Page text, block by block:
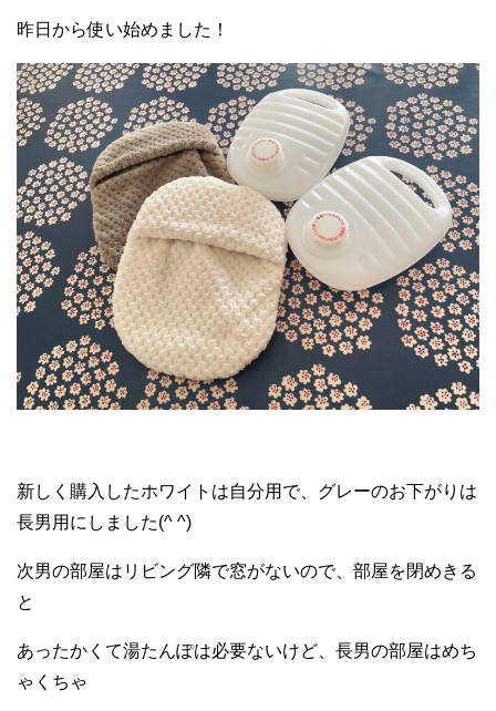
昨日から使い始めました！
新しく購入したホワイトは自分用で、グレーのお下がりは
長男用にしました(^ ^)
次男の部屋はリビング隣で窓がないので、部屋を閉めきる
と
あったかくて湯たんぽは必要ないけど、長男の部屋はめち
ゃくちゃ